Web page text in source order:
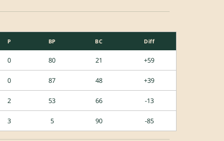
P BP BC Diff
0 80 21 +59
0 87 48 +39
2 53 66 -13
3 5 90 -85